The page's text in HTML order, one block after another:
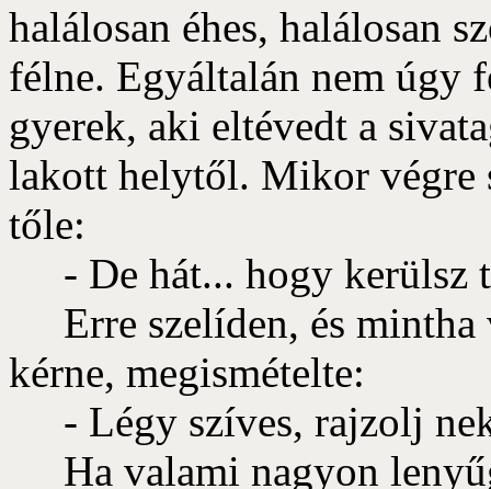
halálosan éhes, halálosan
félne. Egyáltalán nem úgy
gyerek, aki eltévedt a
lakott helytől. Mikor végre
tőle:
- De hát... hogy kerülsz
Erre szelíden, és mintha
kérne, megismételte:
- Légy szíves, rajzolj
Ha valami nagyon